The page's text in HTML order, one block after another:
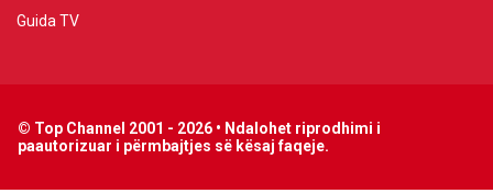
Guida TV
© Top Channel 2001 - 2026 • Ndalohet riprodhimi i
paautorizuar i përmbajtjes së kësaj faqeje.